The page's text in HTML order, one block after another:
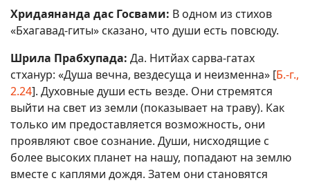
Хридаянанда дас Госвами: В одном из стихов
«Бхагавад-гиты» сказано, что души есть повсюду.
Шрила Прабхупада: Да. Нитйах сарва-гатах
стханур: «Душа вечна, вездесуща и неизменна» [Б.-г.,
2.24]. Духовные души есть везде. Они стремятся
выйти на свет из земли (показывает на траву). Как
только им предоставляется возможность, они
проявляют свое сознание. Души, нисходящие с
более высоких планет на нашу, попадают на землю
вместе с каплями дождя. Затем они становятся